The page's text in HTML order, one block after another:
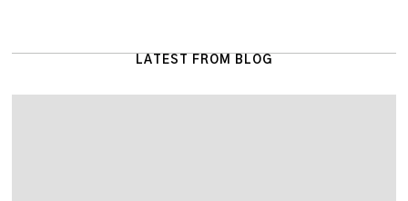
LATEST FROM BLOG